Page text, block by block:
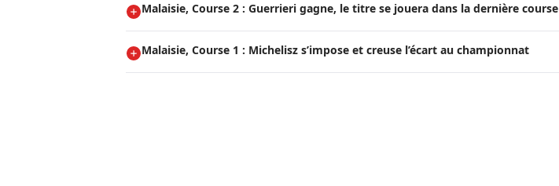
Malaisie, Course 2 : Guerrieri gagne, le titre se jouera dans la dernière course
Malaisie, Course 1 : Michelisz s’impose et creuse l’écart au championnat